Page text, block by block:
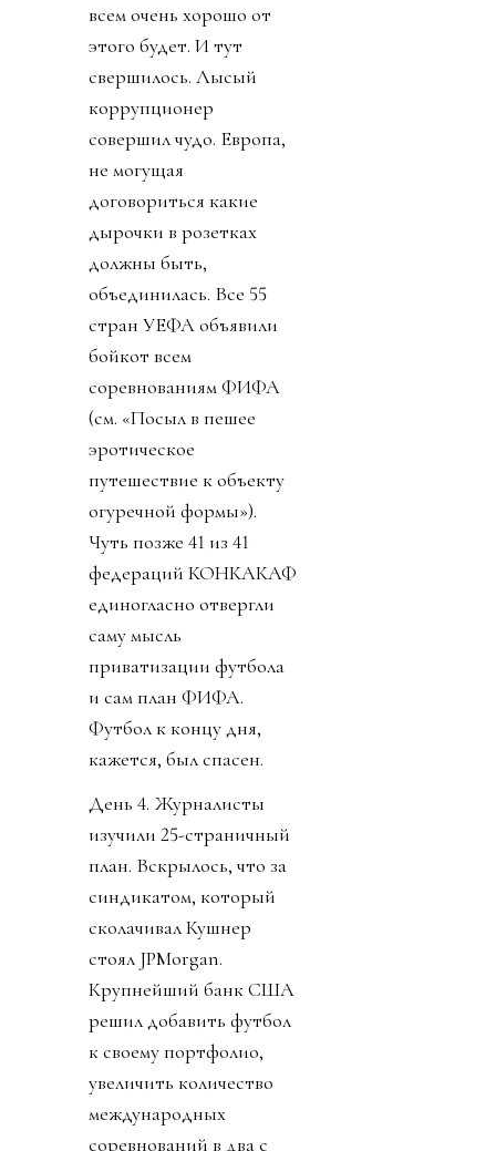
всем очень хорошо от
этого будет. И тут
свершилось. Лысый
коррупционер
совершил чудо. Европа,
не могущая
договориться какие
дырочки в розетках
должны быть,
объединилась. Все 55
стран УЕФА объявили
бойкот всем
соревнованиям ФИФА
(см. «Посыл в пешее
эротическое
путешествие к объекту
огуречной формы»).
Чуть позже 41 из 41
федераций КОНКАКАФ
единогласно отвергли
саму мысль
приватизации футбола
и сам план ФИФА.
Футбол к концу дня,
кажется, был спасен.
День 4. Журналисты
изучили 25-страничный
план. Вскрылось, что за
синдикатом, который
сколачивал Кушнер
стоял JPMorgan.
Крупнейший банк США
решил добавить футбол
к своему портфолио,
увеличить количество
международных
соревнований в два с